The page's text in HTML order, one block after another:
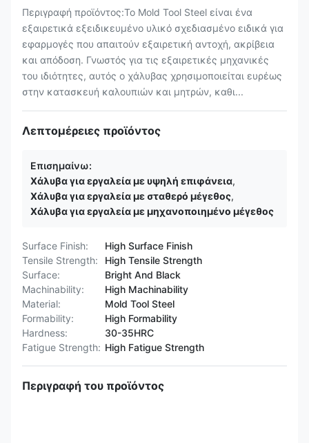
Περιγραφή προϊόντος:Το Mold Tool Steel είναι ένα
εξαιρετικά εξειδικευμένο υλικό σχεδιασμένο ειδικά για
εφαρμογές που απαιτούν εξαιρετική αντοχή, ακρίβεια
και απόδοση. Γνωστός για τις εξαιρετικές μηχανικές
του ιδιότητες, αυτός ο χάλυβας χρησιμοποιείται ευρέως
στην κατασκευή καλουπιών και μητρών, καθι...
Λεπτομέρειες προϊόντος
Επισημαίνω:
Χάλυβα για εργαλεία με υψηλή επιφάνεια,
Χάλυβα για εργαλεία με σταθερό μέγεθος,
Χάλυβα για εργαλεία με μηχανοποιημένο μέγεθος
Surface Finish:
High Surface Finish
Tensile Strength:
High Tensile Strength
Surface:
Bright And Black
Machinability:
High Machinability
Material:
Mold Tool Steel
Formability:
High Formability
Hardness:
30-35HRC
Fatigue Strength: High Fatigue Strength
Περιγραφή του προϊόντος